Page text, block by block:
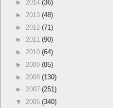
► 2014 (36)
► 2013 (48)
► 2012 (71)
► 2011 (90)
► 2010 (64)
► 2009 (85)
► 2008 (130)
► 2007 (251)
▼ 2006 (340)